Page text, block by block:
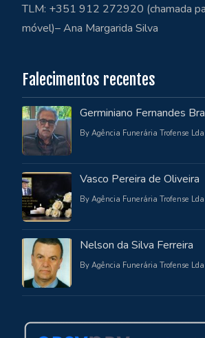
TLM: +351 912 272920 (chamada
móvel)– Ana Margarida Silva
Falecimentos recentes
Germiniano Fernandes
By Agência Funerária Trofense
Vasco Pereira de Oliveira
By Agência Funerária Trofense
Nelson da Silva Ferreira
By Agência Funerária Trofense